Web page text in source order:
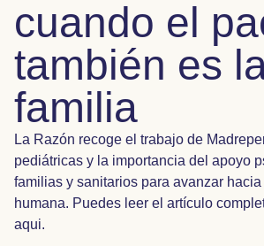
cuando el
también es
familia
La Razón recoge el trabajo de
pediátricas y la importancia del apoyo
familias y sanitarios para avanzar
humana. Puedes leer el artículo
aqui.